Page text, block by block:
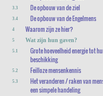
3.3 De opbouw van de ziel
3.4 De opbouw van de Engelmens
4 Waarom zijn ze hier?
5 Wat zijn hun gaven?
5.1
Grote hoeveelheid energie tot
beschikking
5.2 Feilloze mensenkennis
5.3
Het veranderen / raken van
een simpele handeling